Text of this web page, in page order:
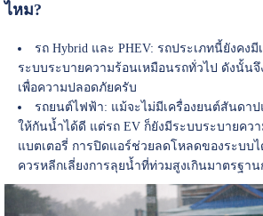
ไหม?
รถ Hybrid และ PHEV: รถประเภทนี้ยังคง
ระบบระบายความร้อนเหมือนรถทั่วไป ดังนั้น
เพื่อความปลอดภัยครับ
รถยนต์ไฟฟ้า: แม้จะไม่มีเครื่องยนต์สันดา
ให้กันน้ำได้ดี แต่รถ EV ก็ยังมีระบบระบายคว
แบตเตอรี่ การปิดแอร์ช่วยลดโหลดของระบบ
ควรหลีกเลี่ยงการลุยน้ำที่ท่วมสูงเกินมาตรฐา